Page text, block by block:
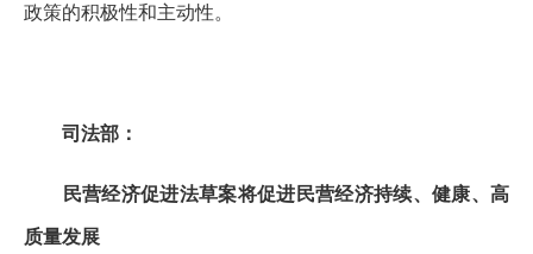
政策的积极性和主动性。
司法部：
民营经济促进法草案将促进民营经济持续、健康、高
质量发展